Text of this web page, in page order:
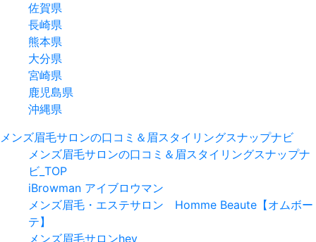
佐賀県
長崎県
熊本県
大分県
宮崎県
鹿児島県
沖縄県
メンズ眉毛サロンの口コミ＆眉スタイリングスナップナビ
メンズ眉毛サロンの口コミ＆眉スタイリングスナップナ
ビ_TOP
iBrowman アイブロウマン
メンズ眉毛・エステサロン Homme Beaute【オムボー
テ】
メンズ眉毛サロンhey